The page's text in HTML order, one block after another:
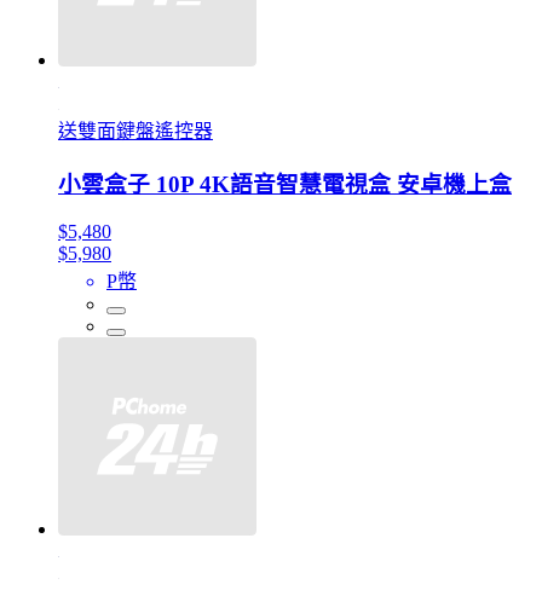
送雙面鍵盤遙控器
小雲盒子 10P 4K語音智慧電視盒 安卓機上盒
$5,480
$5,980
P幣